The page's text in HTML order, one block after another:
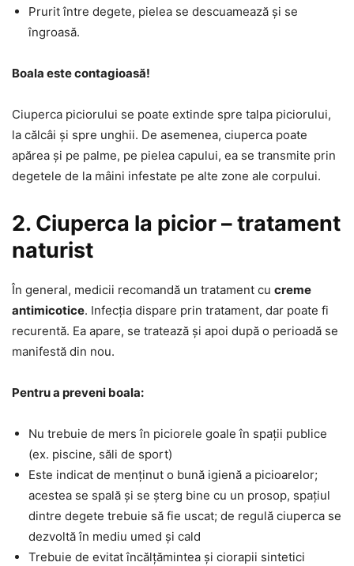
Prurit între degete, pielea se descuamează și se
îngroasă.
Boala este contagioasă!
Ciuperca piciorului se poate extinde spre talpa piciorului,
la călcâi și spre unghii. De asemenea, ciuperca poate
apărea și pe palme, pe pielea capului, ea se transmite prin
degetele de la mâini infestate pe alte zone ale corpului.
2. Ciuperca la picior – tratament
naturist
În general, medicii recomandă un tratament cu creme
antimicotice. Infecția dispare prin tratament, dar poate fi
recurentă. Ea apare, se tratează și apoi după o perioadă se
manifestă din nou.
Pentru a preveni boala:
Nu trebuie de mers în piciorele goale în spații publice
(ex. piscine, săli de sport)
Este indicat de menținut o bună igienă a picioarelor;
acestea se spală și se șterg bine cu un prosop, spațiul
dintre degete trebuie să fie uscat; de regulă ciuperca se
dezvoltă în mediu umed și cald
Trebuie de evitat încălțămintea și ciorapii sintetici